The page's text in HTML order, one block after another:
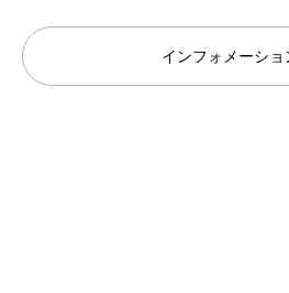
インフォメーショ